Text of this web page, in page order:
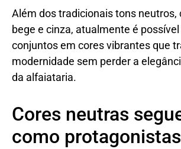
Além dos tradicionais tons neutros,
bege e cinza, atualmente é
conjuntos em cores vibrantes que
modernidade sem perder a
da alfaiataria.
Cores neutras
como protagonistas